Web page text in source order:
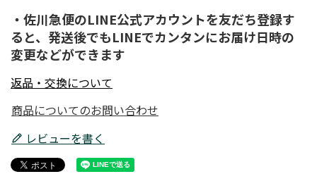
・佐川急便のLINE公式アカウントを友だち登録す
ると、発送後でもLINEでカンタンにお届け日時の
変更などができます
返品・交換について
商品についてのお問い合わせ
レビューを書く